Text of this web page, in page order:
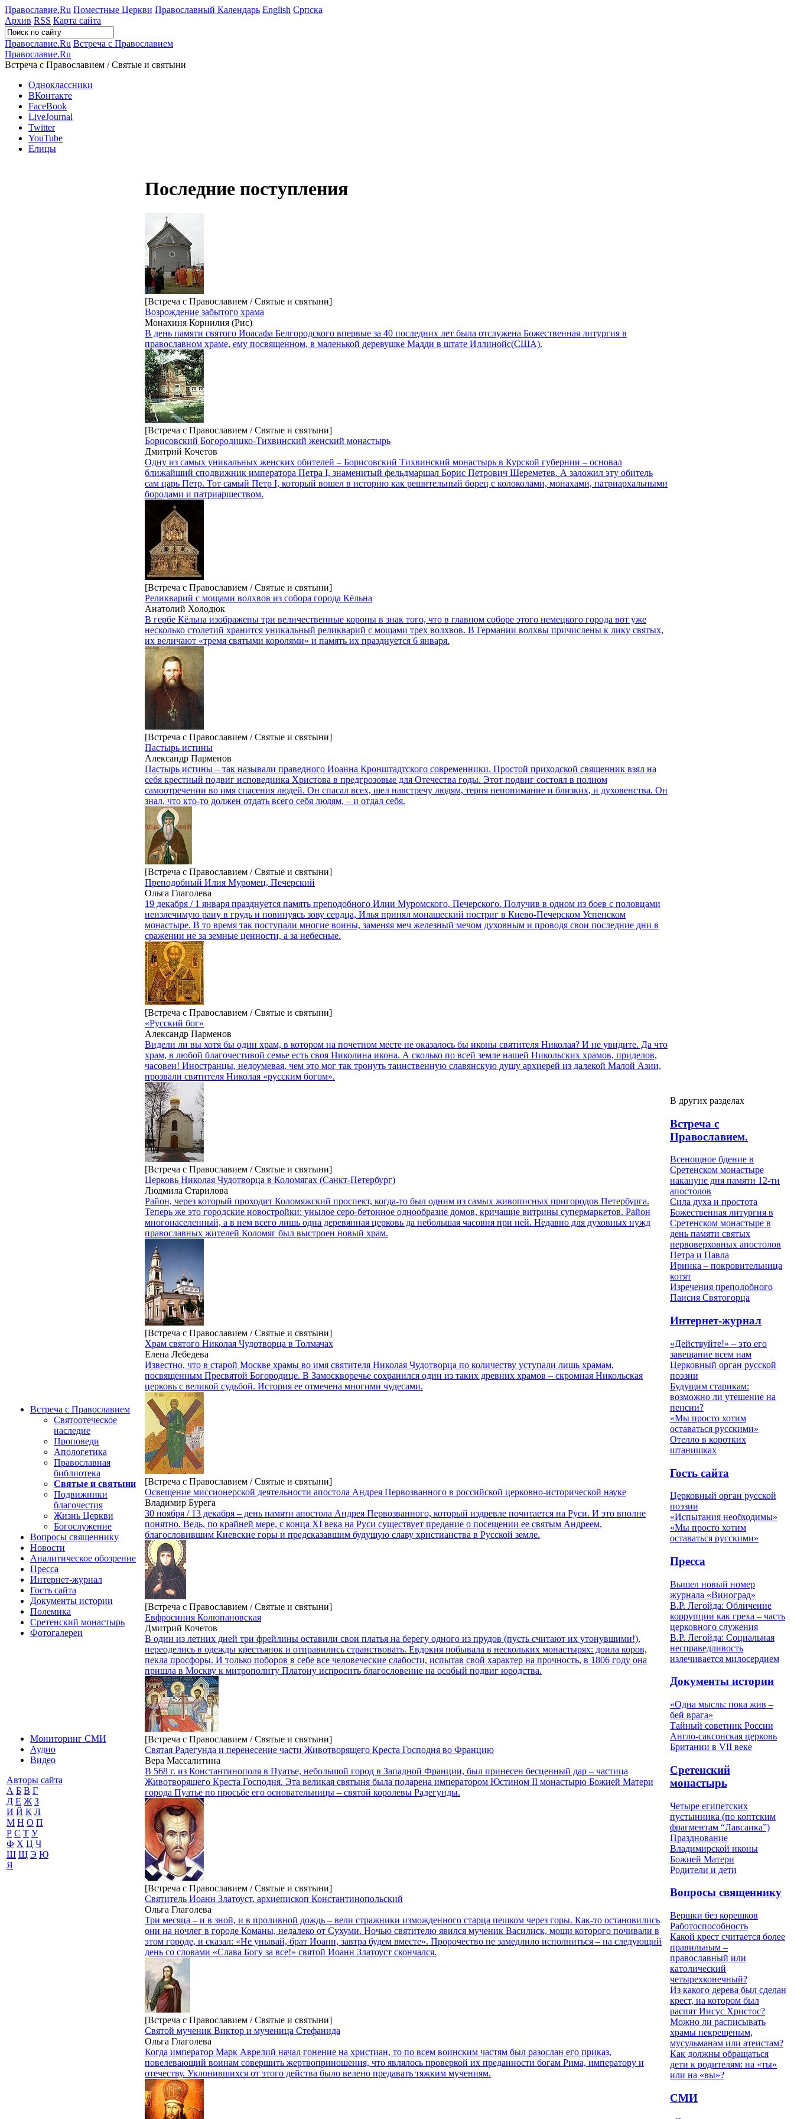
Православие.Ru Поместные Церкви Православный Календарь English Српска
Архив RSS Карта сайта
Православие.Ru Встреча с Православием
Православие.Ru
Встреча с Православием / Святые и святыни
Одноклассники
ВКонтакте
FaceBook
LiveJournal
Twitter
YouTube
Елицы
Встреча с Православием
Святоотеческое
наследие
Проповеди
Апологетика
Православная
библиотека
Святые и святыни
Подвижники
благочестия
Жизнь Церкви
Богослужение
Вопросы священнику
Новости
Аналитическое обозрение
Пресса
Интернет-журнал
Гость сайта
Документы истории
Полемика
Сретенский монастырь
Фотогалереи
Мониторинг СМИ
Аудио
Видео
Авторы сайта
А Б В Г
Д Е Ж З
И Й К Л
М Н О П
Р С Т У
Ф Х Ц Ч
Ш Щ Э Ю
Я
Последние поступления
[Встреча с Православием / Святые и святыни]
Возрождение забытого храма
Монахиня Корнилия (Рис)
В день памяти святого Иоасафа Белгородского впервые за 40 последних лет была отслужена Божественная литургия в
православном храме, ему посвященном, в маленькой деревушке Мадди в штате Иллинойс(США).
[Встреча с Православием / Святые и святыни]
Борисовский Богородицко-Тихвинский женский монастырь
Дмитрий Кочетов
Одну из самых уникальных женских обителей – Борисовский Тихвинский монастырь в Курской губернии – основал
ближайший сподвижник императора Петра I, знаменитый фельдмаршал Борис Петрович Шереметев. А заложил эту обитель
сам царь Петр. Тот самый Петр I, который вошел в историю как решительный борец с колоколами, монахами, патриархальными
бородами и патриаршеством.
[Встреча с Православием / Святые и святыни]
Реликварий с мощами волхвов из собора города Кёльна
Анатолий Холодюк
В гербе Кёльна изображены три величественные короны в знак того, что в главном соборе этого немецкого города вот уже
несколько столетий хранится уникальный реликварий с мощами трех волхвов. В Германии волхвы причислены к лику святых,
их величают «тремя святыми королями» и память их празднуется 6 января.
[Встреча с Православием / Святые и святыни]
Пастырь истины
Александр Парменов
Пастырь истины – так называли праведного Иоанна Кронштадтского современники. Простой приходской священник взял на
себя крестный подвиг исповедника Христова в предгрозовые для Отечества годы. Этот подвиг состоял в полном
самоотречении во имя спасения людей. Он спасал всех, шел навстречу людям, терпя непонимание и близких, и духовенства. Он
знал, что кто-то должен отдать всего себя людям, – и отдал себя.
[Встреча с Православием / Святые и святыни]
Преподобный Илия Муромец, Печерский
Ольга Глаголева
19 декабря / 1 января празднуется память преподобного Илии Муромского, Печерского. Получив в одном из боев с половцами
неизлечимую рану в грудь и повинуясь зову сердца, Илья принял монашеский постриг в Киево-Печерском Успенском
монастыре. В то время так поступали многие воины, заменяя меч железный мечом духовным и проводя свои последние дни в
сражении не за земные ценности, а за небесные.
[Встреча с Православием / Святые и святыни]
«Русский бог»
Александр Парменов
Видели ли вы хотя бы один храм, в котором на почетном месте не оказалось бы иконы святителя Николая? И не увидите. Да что
храм, в любой благочестивой семье есть своя Николина икона. А сколько по всей земле нашей Никольских храмов, приделов,
часовен! Иностранцы, недоумевая, чем это мог так тронуть таинственную славянскую душу архиерей из далекой Малой Азии,
прозвали святителя Николая «русским богом».
[Встреча с Православием / Святые и святыни]
Церковь Николая Чудотворца в Коломягах (Санкт-Петербург)
Людмила Старилова
Район, через который проходит Коломяжский проспект, когда-то был одним из самых живописных пригородов Петербурга.
Теперь же это городские новостройки: унылое серо-бетонное однообразие домов, кричащие витрины супермаркетов. Район
многонаселенный, а в нем всего лишь одна деревянная церковь да небольшая часовня при ней. Недавно для духовных нужд
православных жителей Коломяг был выстроен новый храм.
[Встреча с Православием / Святые и святыни]
Храм святого Николая Чудотворца в Толмачах
Елена Лебедева
Известно, что в старой Москве храмы во имя святителя Николая Чудотворца по количеству уступали лишь храмам,
посвященным Пресвятой Богородице. В Замоскворечье сохранился один из таких древних храмов – скромная Никольская
церковь с великой судьбой. История ее отмечена многими чудесами.
[Встреча с Православием / Святые и святыни]
Освещение миссионерской деятельности апостола Андрея Первозванного в российской церковно-исторической науке
Владимир Бурега
30 ноября / 13 декабря – день памяти апостола Андрея Первозванного, который издревле почитается на Руси. И это вполне
понятно. Ведь, по крайней мере, с конца XI века на Руси существует предание о посещении ее святым Андреем,
благословившим Киевские горы и предсказавшим будущую славу христианства в Русской земле.
[Встреча с Православием / Святые и святыни]
Евфросиния Колюпановская
Дмитрий Кочетов
В один из летних дней три фрейлины оставили свои платья на берегу одного из прудов (пусть считают их утонувшими!),
переоделись в одежды крестьянок и отправились странствовать. Евдокия побывала в нескольких монастырях: доила коров,
пекла просфоры. И только поборов в себе все человеческие слабости, испытав свой характер на прочность, в 1806 году она
пришла в Москву к митрополиту Платону испросить благословение на особый подвиг юродства.
[Встреча с Православием / Святые и святыни]
Святая Радегунда и перенесение части Животворящего Креста Господня во Францию
Вера Массалитина
В 568 г. из Константинополя в Пуатье, небольшой город в Западной Франции, был принесен бесценный дар – частица
Животворящего Креста Господня. Эта великая святыня была подарена императором Юстином II монастырю Божией Матери
города Пуатье по просьбе его основательницы – святой королевы Радегунды.
[Встреча с Православием / Святые и святыни]
Святитель Иоанн Златоуст, архиепископ Константинопольский
Ольга Глаголева
Три месяца – и в зной, и в проливной дождь – вели стражники изможденного старца пешком через горы. Как-то остановились
они на ночлег в городе Команы, недалеко от Сухуми. Ночью святителю явился мученик Василиск, мощи которого почивали в
этом городе, и сказал: «Не унывай, брат Иоанн, завтра будем вместе». Пророчество не замедлило исполниться – на следующий
день со словами «Слава Богу за все!» святой Иоанн Златоуст скончался.
[Встреча с Православием / Святые и святыни]
Святой мученик Виктор и мученица Стефанида
Ольга Глаголева
Когда император Марк Аврелий начал гонение на христиан, то по всем воинским частям был разослан его приказ,
повелевающий воинам совершить жертвоприношения, что являлось проверкой их преданности богам Рима, императору и
отечеству. Уклонившихся от этого действа было велено предавать тяжким мучениям.
В других разделах
Встреча с
Православием.
Всенощное бдение в
Сретенском монастыре
накануне дня памяти 12-ти
апостолов
Сила духа и простота
Божественная литургия в
Сретенском монастыре в
день памяти святых
первоверховных апостолов
Петра и Павла
Иринка – покровительница
котят
Изречения преподобного
Паисия Святогорца
Интернет-журнал
«Действуйте!» – это его
завещание всем нам
Церковный орган русской
поэзии
Будущим старикам:
возможно ли утешение на
пенсии?
«Мы просто хотим
оставаться русскими»
Отелло в коротких
штанишках
Гость сайта
Церковный орган русской
поэзии
«Испытания необходимы»
«Мы просто хотим
оставаться русскими»
Пресса
Вышел новый номер
журнала «Виноград»
В.Р. Легойда: Обличение
коррупции как греха – часть
церковного служения
В.Р. Легойда: Социальная
несправедливость
излечивается милосердием
Документы истории
«Одна мысль: пока жив –
бей врага»
Тайный советник России
Англо-саксонская церковь
Британии в VII веке
Сретенский
монастырь
Четыре египетских
пустынника (по коптским
фрагментам “Лавсаика”)
Празднование
Владимирской иконы
Божией Матери
Родители и дети
Вопросы священнику
Вершки без корешков
Работоспособность
Какой крест считается более
правильным –
православный или
католический
четырехконечный?
Из какого дерева был сделан
крест, на котором был
распят Иисус Христос?
Можно ли расписывать
храмы некрещеным,
мусульманам или атеистам?
Как должны обращаться
дети к родителям: на «ты»
или на «вы»?
СМИ